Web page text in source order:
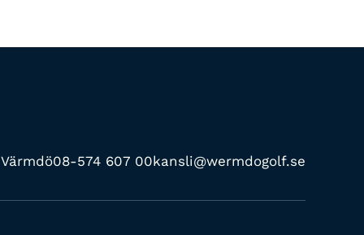
08-574 607 00kansli@wermdogolf.se